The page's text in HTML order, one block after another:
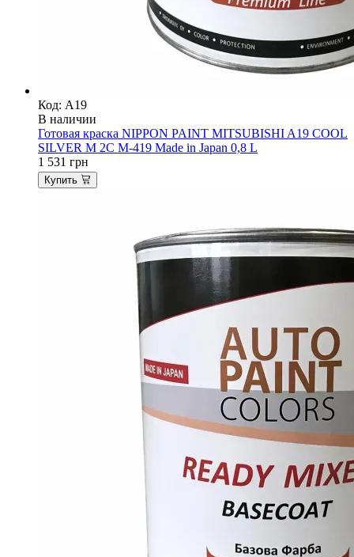
Код: A19
В наличии
Готовая краска NIPPON PAINT MITSUBISHI A19 COOL
SILVER M 2C M-419 Made in Japan 0,8 L
1 531 грн
Купить